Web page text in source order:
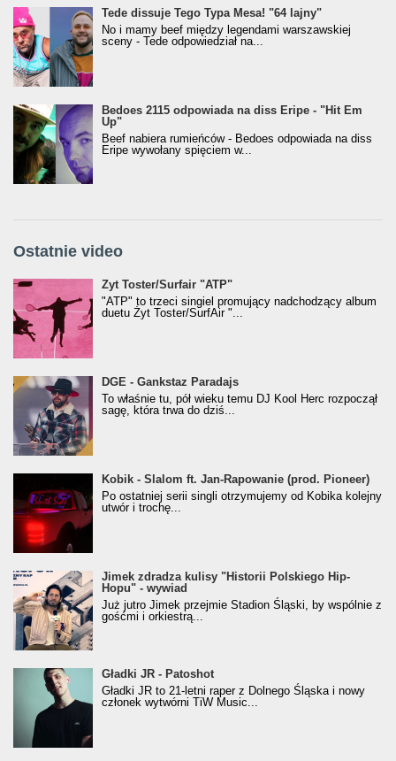
Tede dissuje Tego Typa Mesa! "64 lajny"
No i mamy beef między legendami warszawskiej
sceny - Tede odpowiedział na...
Bedoes 2115 odpowiada na diss Eripe - "Hit Em
Up"
Beef nabiera rumieńców - Bedoes odpowiada na diss
Eripe wywołany spięciem w...
Ostatnie video
Żyt Toster/SurfAir - ATP VIDEO
Żyt Toster/Surfair "ATP"
"ATP" to trzeci singiel promujący nadchodzący album
duetu Żyt Toster/SurfAir "...
donGURALesko z nagrodą za
Klasyczny/Trueschoolowy Album Roku
(Popkillery 2023)
DGE - Gankstaz Paradajs
To właśnie tu, pół wieku temu DJ Kool Herc rozpoczął
sagę, która trwa do dziś...
Kobik - Slalom ft. Jan-Rapowanie (prod. Pioneer)
[Official Music Visualiser]
Kobik - Slalom ft. Jan-Rapowanie (prod. Pioneer)
Po ostatniej serii singli otrzymujemy od Kobika kolejny
utwór i trochę...
Jimek zdradza kulisy "Historii Polskiego Hip-
Hopu" - wywiad
Jimek zdradza kulisy "Historii Polskiego Hip-
Hopu" - wywiad
Już jutro Jimek przejmie Stadion Śląski, by wspólnie z
gośćmi i orkiestrą...
Gładki JR - Patoshot
Gładki JR - Patoshot
Gładki JR to 21-letni raper z Dolnego Śląska i nowy
członek wytwórni TiW Music...